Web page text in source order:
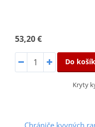
53,20 €
Do
Kryty
Chrániče kyvných